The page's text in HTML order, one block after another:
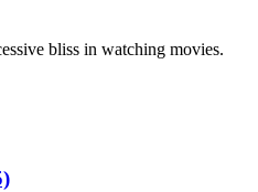
bliss in watching movies.